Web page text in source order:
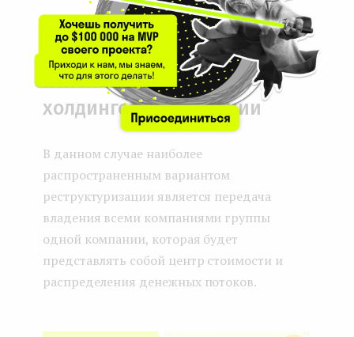
Особенности
реструктуризации с
использованием
холдинговой компании
В данном случае наиболее
распространенным вариантом
реструктуризации является передача
владения всеми компаниями группы
одной компании, которая будет
представлять собой центр стоимости и
распределения денежных потоков.